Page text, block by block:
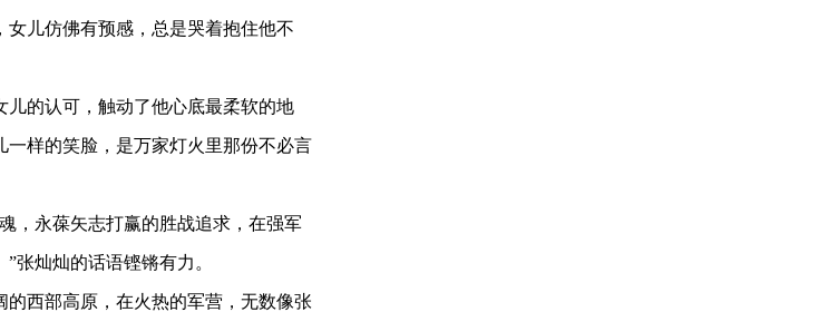
儿仿佛有预感，总是哭着抱住他不
的认可，触动了他心底最柔软的地
样的笑脸，是万家灯火里那份不必言
永葆矢志打赢的胜战追求，在强军
张灿灿的话语铿锵有力。
西部高原，在火热的军营，无数像张